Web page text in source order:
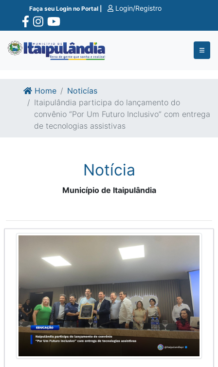
Ir para o conte�do
Ir para o fim do conte�do
Faça seu Login no Portal | Login/Registro
Home
Noticías
Itaipulândia participa do lançamento do
convênio “Por Um Futuro Inclusivo” com entrega
de tecnologias assistivas
Notícia
Município de Itaipulândia